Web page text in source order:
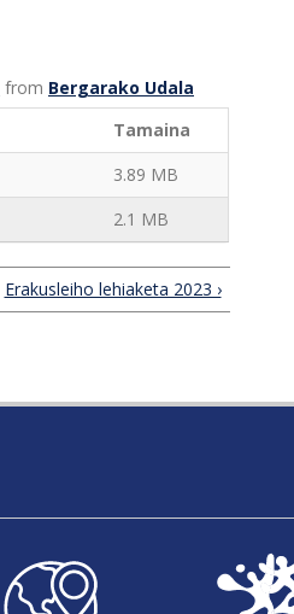
from Bergarako Udala
Tamaina
3.89 MB
2.1 MB
Erakusleiho lehiaketa 2023 ›